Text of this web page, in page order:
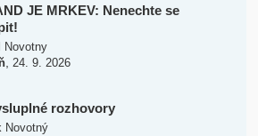
JE MRKEV: Nenechte se
Novotny
, 24. 9. 2026
rozhovory
Novotný